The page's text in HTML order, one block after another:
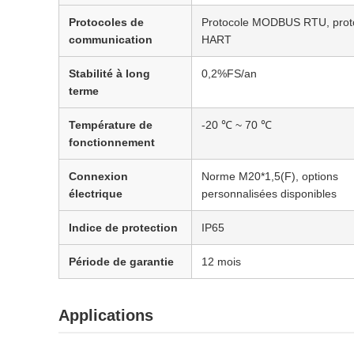
Protocoles de
communication
Protocole MODBUS RTU,
HART
Stabilité à long
terme
0,2%FS/an
Température de
fonctionnement
-20 ℃ ~ 70 ℃
Connexion
électrique
Norme M20*1,5(F), options
personnalisées disponibles
Indice de protection IP65
Période de garantie 12 mois
Applications